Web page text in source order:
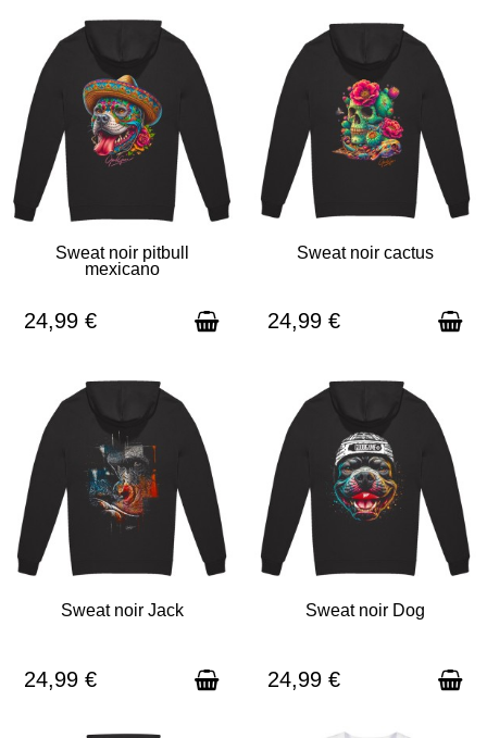
EN STOCK - EXPÉDITION SOUS
Sweat noir pitbull
mexicano
24,99 €
Sweat noir cactus
24,99 €
Sweat noir Jack
24,99 €
Sweat noir Dog
24,99 €